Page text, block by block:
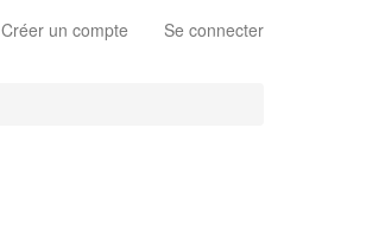
Créer un compte Se connecter